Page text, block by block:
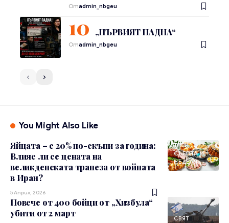
Отadmin_nbgeu
„ПЪРВИЯТ ПАДНА“
Отadmin_nbgeu
You Might Also Like
ТАЗИ
СЪБОТА И
НЕДЕЛЯ
Яйцата – с 20% по-скъпи за година:
Влияе ли се цената на
великденската трапеза от войната
в Иран?
5 Април, 2026
СВЯТ
Повече от 400 бойци от „Хизбула“
убити от 2 март